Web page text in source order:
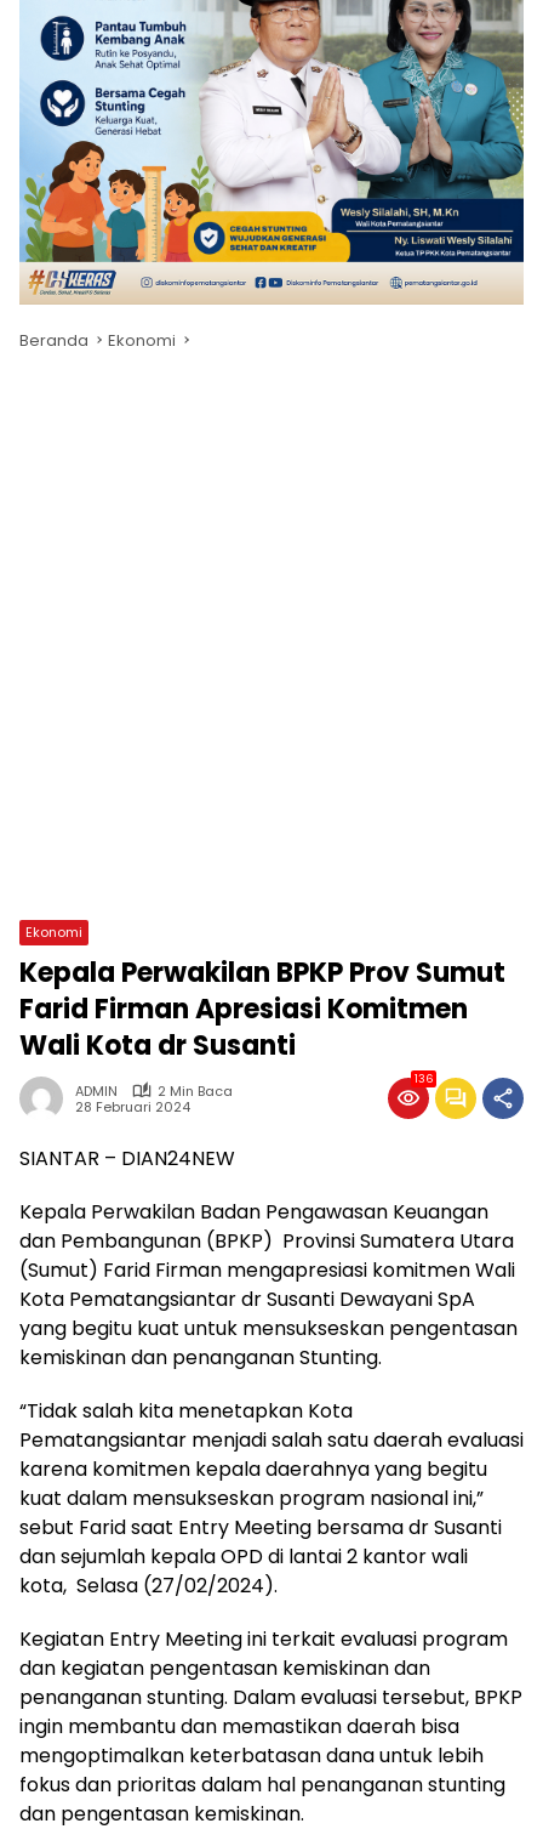
Beranda Ekonomi
Ekonomi
Kepala Perwakilan BPKP Prov Sumut
Farid Firman Apresiasi Komitmen
Wali Kota dr Susanti
ADMIN
2 Min Baca
28 Februari 2024
136
SIANTAR – DIAN24NEW
Kepala Perwakilan Badan Pengawasan Keuangan
dan Pembangunan (BPKP) Provinsi Sumatera Utara
(Sumut) Farid Firman mengapresiasi komitmen Wali
Kota Pematangsiantar dr Susanti Dewayani SpA
yang begitu kuat untuk mensukseskan pengentasan
kemiskinan dan penanganan Stunting.
“Tidak salah kita menetapkan Kota
Pematangsiantar menjadi salah satu daerah evaluasi
karena komitmen kepala daerahnya yang begitu
kuat dalam mensukseskan program nasional ini,”
sebut Farid saat Entry Meeting bersama dr Susanti
dan sejumlah kepala OPD di lantai 2 kantor wali
kota, Selasa (27/02/2024).
Kegiatan Entry Meeting ini terkait evaluasi program
dan kegiatan pengentasan kemiskinan dan
penanganan stunting. Dalam evaluasi tersebut, BPKP
ingin membantu dan memastikan daerah bisa
mengoptimalkan keterbatasan dana untuk lebih
fokus dan prioritas dalam hal penanganan stunting
dan pengentasan kemiskinan.